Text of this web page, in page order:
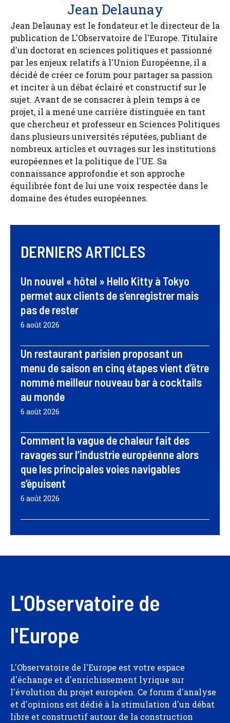
Jean Delaunay
Jean Delaunay est le fondateur et le directeur de la
publication de L'Observatoire de l'Europe. Titulaire
d'un doctorat en sciences politiques et passionné
par les enjeux relatifs à l'Union Européenne, il a
décidé de créer ce forum pour partager sa passion
et inciter à un débat éclairé et constructif sur le
sujet. Avant de se consacrer à plein temps à ce
projet, il a mené une carrière distinguée en tant
que chercheur et professeur en Sciences Politiques
dans plusieurs universités réputées, publiant de
nombreux articles et ouvrages sur les institutions
européennes et la politique de l'UE. Sa
connaissance approfondie et son approche
équilibrée font de lui une voix respectée dans le
domaine des études européennes.
DERNIERS ARTICLES
Un nouvel « hôtel » Hello Kitty à Tokyo
permet aux clients de s’enregistrer mais
pas de rester
6 août 2026
Un restaurant parisien proposant un
menu de saison en cinq étapes vient d’être
nommé meilleur nouveau bar à cocktails
au monde
6 août 2026
Comment la vague de chaleur fait des
ravages sur l’industrie européenne alors
que les principales voies navigables
s’épuisent
6 août 2026
L'Observatoire de
l'Europe
L'Observatoire de l'Europe est votre espace
d'échange et d'enrichissement lyrique sur
l'évolution du projet européen. Ce forum d'analyse
et d'opinions est dédié à la stimulation d'un débat
libre et constructif autour de la construction